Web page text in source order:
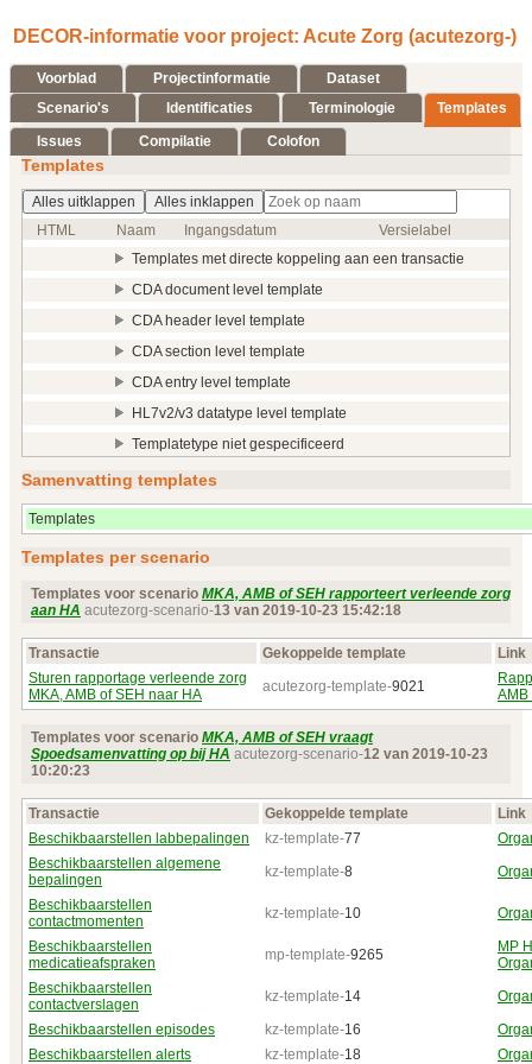
DECOR-informatie voor project: Acute Zorg (acutezorg-)
Voorblad Projectinformatie
Dataset
Scenario's
Identificaties Terminologie Templates
Issues Compilatie Colofon
Templates
Alles uitklappen
Alles inklappen
HTML
Naam Ingangsdatum
Versielabel
Templates met directe koppeling aan een transactie
CDA document level template
CDA header level template
CDA section level template
CDA entry level template
HL7v2/v3 datatype level template
Templatetype niet gespecificeerd
Samenvatting templates
Templates
Templates per scenario
Templates voor scenario MKA, AMB of SEH rapporteert verleende zorg
aan HA acutezorg-scenario-13 van 2019‑10‑23 15:42:18
Transactie Gekoppelde template
Link
Sturen rapportage verleende zorg
MKA, AMB of SEH naar HA
acutezorg-template-9021
AMB
Templates voor scenario MKA, AMB of SEH vraagt
Spoedsamenvatting op bij HA acutezorg-scenario-12 van 2019‑10‑23
10:20:23
Transactie Gekoppelde template
Link
Beschikbaarstellen labbepalingen
kz-template-77
Beschikbaarstellen algemene
bepalingen
kz-template-8
Beschikbaarstellen
contactmomenten
kz-template-10
Beschikbaarstellen
medicatieafspraken
mp-template-9265
MP
Beschikbaarstellen
contactverslagen
kz-template-14
Beschikbaarstellen episodes
kz-template-16
Beschikbaarstellen alerts
kz-template-18